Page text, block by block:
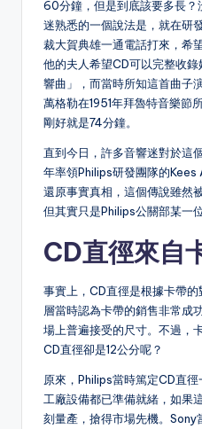
60分鐘，但是到底該要多長？
迷熟悉的一個說法是，就在研
裁大賀典雄一通電話打來，希
他的夫人希望CD可以完整收
響曲」，而當時所知這首曲子
萬格勒在1951年拜魯特音樂節
剛好就是74分鐘。
直到今日，許多音響迷對於這
年率領Philips研發團隊的
還原事實真相，這個傳說雖然
但其實只是Philips公關部某一
CD直徑來自
事實上，CD直徑是根據卡帶
層當時認為卡帶的銷售非常成
場上普遍接受的尺寸。不過，
CD直徑卻是12公分呢？
原來，Philips當時篤定CD直徑
工廠設備都已準備就緒，如果
刻量產，搶得市場先機。Sony